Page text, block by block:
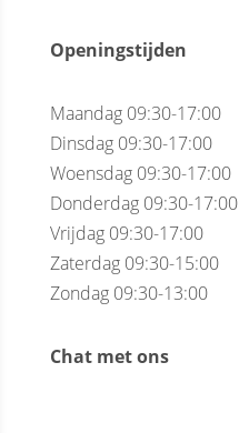
Openingstijden
Maandag 09:30-17:00
Dinsdag 09:30-17:00
Woensdag 09:30-17:00
Donderdag 09:30-17:00
Vrijdag 09:30-17:00
Zaterdag 09:30-15:00
Zondag 09:30-13:00
Chat met ons